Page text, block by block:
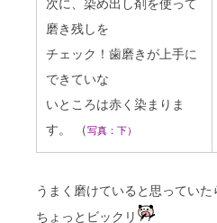
次に、染め出し剤を使って
磨き残しを
チェック！歯磨きが上手に
できていな
いところは赤く染まりま
す。 （写真：下）
うまく磨けていると思ってい
ちょっとビックリ